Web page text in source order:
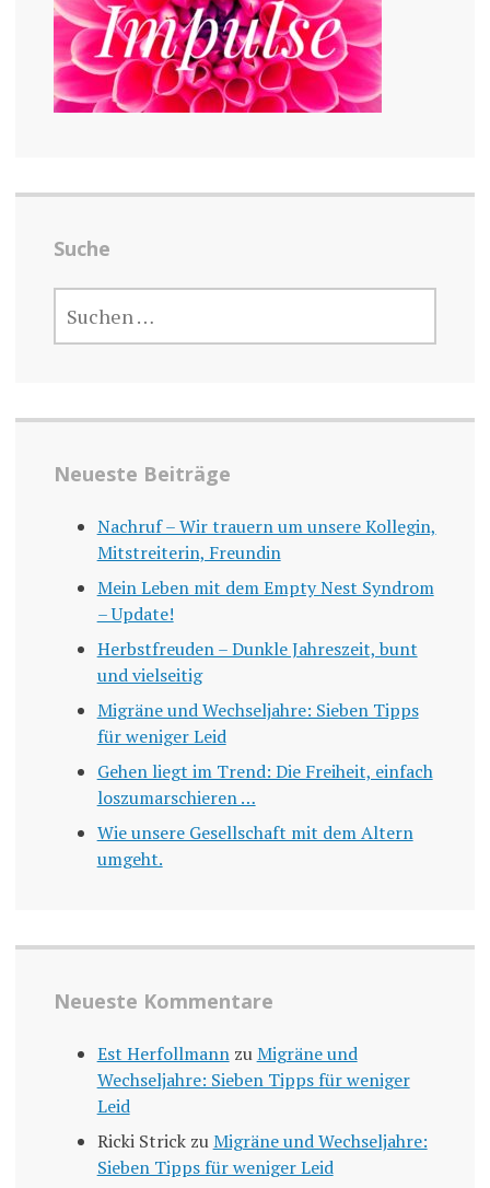
Suche
NACH:
Neueste Beiträge
Nachruf – Wir trauern um unsere Kollegin,
Mitstreiterin, Freundin
Mein Leben mit dem Empty Nest Syndrom
– Update!
Herbstfreuden – Dunkle Jahreszeit, bunt
und vielseitig
Migräne und Wechseljahre: Sieben Tipps
für weniger Leid
Gehen liegt im Trend: Die Freiheit, einfach
loszumarschieren …
Wie unsere Gesellschaft mit dem Altern
umgeht.
Neueste Kommentare
Est HerfollmannzuMigräne und
Wechseljahre: Sieben Tipps für weniger
Leid
Ricki StrickzuMigräne und Wechseljahre:
Sieben Tipps für weniger Leid